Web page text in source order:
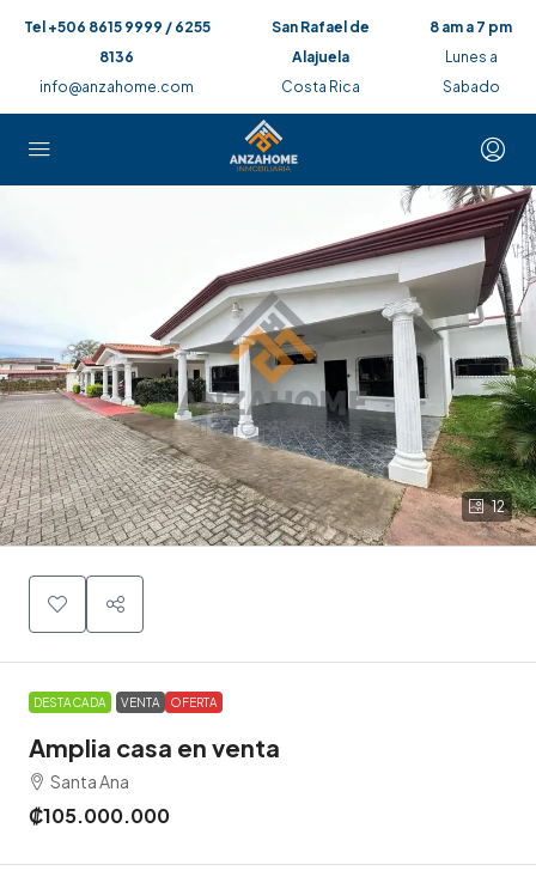
Tel +506 8615 9999 / 6255
8136
info@anzahome.com
San Rafael de
Alajuela
Costa Rica
8 am a 7 pm
Lunes a
Sabado
12
DESTACADA VENTA OFERTA
Amplia casa en venta
Santa Ana
₡105.000.000